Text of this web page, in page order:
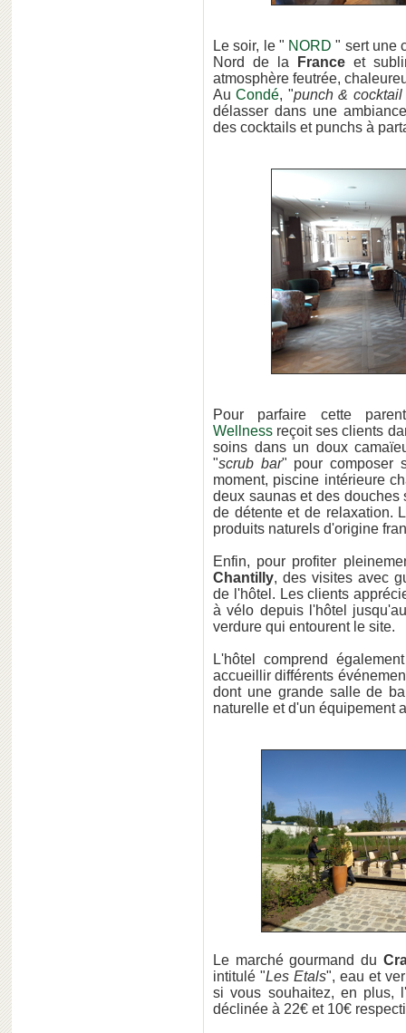
Le soir, le " NORD " sert une
Nord de la
Franceet
atmosphère feutrée,
AuCondé, "punch & cocktail
délasser dans une
des cocktails et punchs à
Pour parfaire cette
Wellness reçoit ses clients
soins dans un doux
"scrub bar" pour composer
moment, piscine intérieure
deux saunas et des douches
de détente et de relaxation.
produits naturels d'origine
Enfin, pour profiter
Chantilly, des visites avec
de l'hôtel. Les clients
à vélo depuis l'hôtel
verdure qui entourent le site.
L'hôtel comprend
accueillir différents
dont une grande salle de
naturelle et d'un équipement
Le marché gourmand du
intitulé "Les Etals", eau et
si vous souhaitez, en plus,
déclinée à 22€ et 10€